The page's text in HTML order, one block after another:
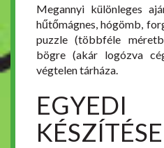
Megannyi különleges
hűtőmágnes, hógömb,
puzzle (többféle
bögre (akár logózva
végtelen tárháza.
KÉSZÍTÉSE